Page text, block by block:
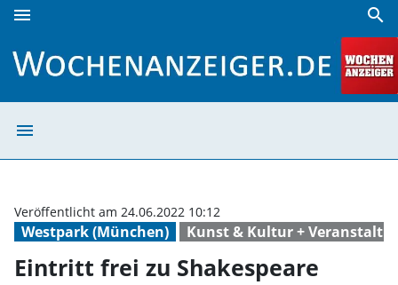
menu search
menu
Westpark (München) Kunst & Kultur +
Veröffentlicht am 24.06.2022 10:12
Eintritt frei zu Shakespeare